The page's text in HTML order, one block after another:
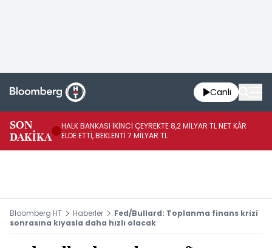
Canlı
SON
DAKİKA
HALK BANKASI İKİNCİ ÇEYREKTE 8,2 MİLYAR TL NET KÂR
ELDE ETTİ, BEKLENTİ 7 MİLYAR TL
Bloomberg HT Haberler
Fed/Bullard: Toplanma finans krizi
sonrasına kıyasla daha hızlı olacak